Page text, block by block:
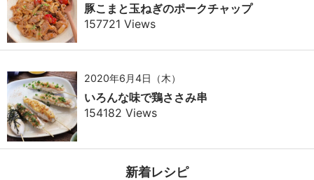
豚こまと玉ねぎのポークチャップ
157721 Views
2020年6月4日（木）
いろんな味で鶏ささみ串
154182 Views
新着レシピ